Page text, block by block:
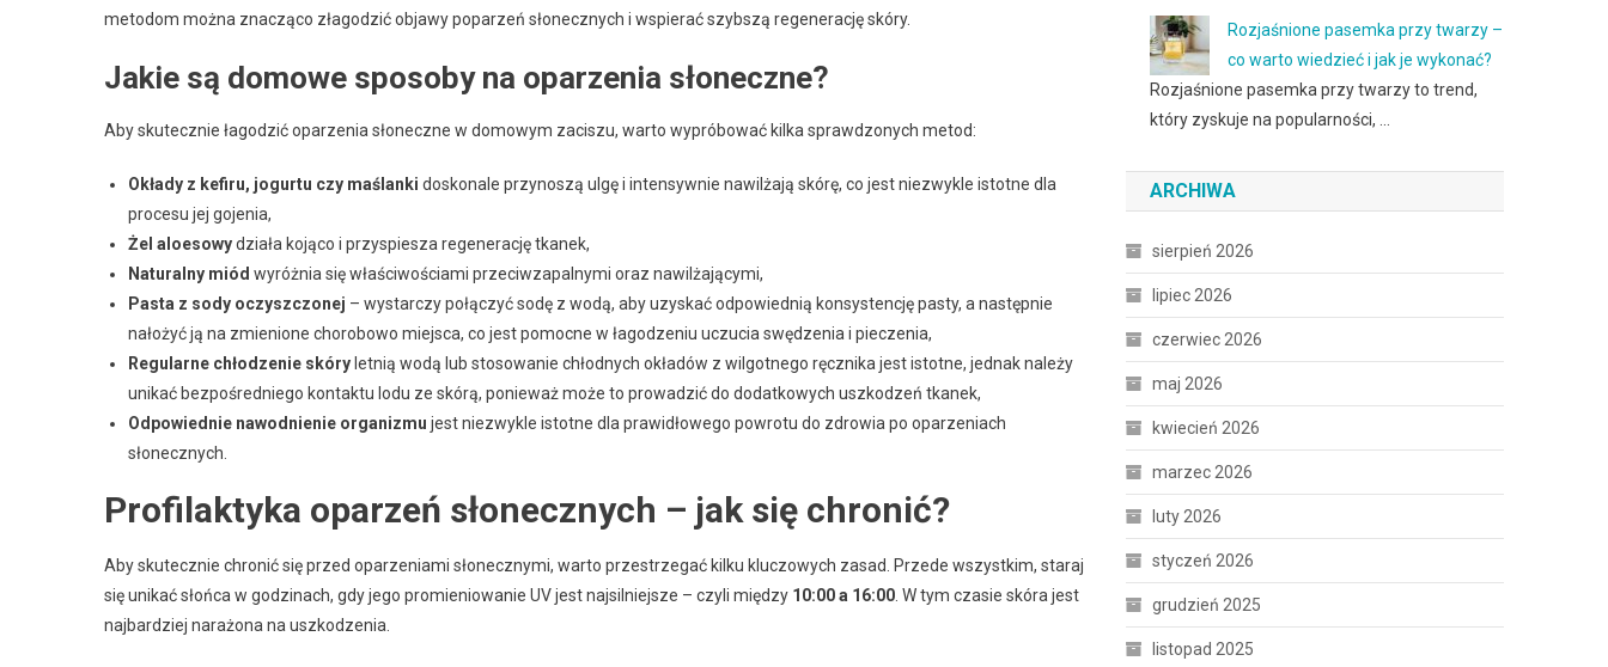
metodom można znacząco złagodzić objawy poparzeń słonecznych i wspierać szybszą regenerację skóry.
Jakie są domowe sposoby na oparzenia słoneczne?
Aby skutecznie łagodzić oparzenia słoneczne w domowym zaciszu, warto wypróbować kilka sprawdzonych metod:
Okłady z kefiru, jogurtu czy maślanki doskonale przynoszą ulgę i intensywnie nawilżają skórę, co jest niezwykle istotne dla
procesu jej gojenia,
Żel aloesowydziała kojąco i przyspiesza regenerację tkanek,
Naturalny miód wyróżnia się właściwościami przeciwzapalnymi oraz nawilżającymi,
Pasta z sody oczyszczonej – wystarczy połączyć sodę z wodą, aby uzyskać odpowiednią konsystencję pasty, a następnie
nałożyć ją na zmienione chorobowo miejsca, co jest pomocne w łagodzeniu uczucia swędzenia i pieczenia,
Regularne chłodzenie skóry letnią wodą lub stosowanie chłodnych okładów z wilgotnego ręcznika jest istotne, jednak należy
unikać bezpośredniego kontaktu lodu ze skórą, ponieważ może to prowadzić do dodatkowych uszkodzeń tkanek,
Odpowiednie nawodnienie organizmu jest niezwykle istotne dla prawidłowego powrotu do zdrowia po oparzeniach
słonecznych.
Profilaktyka oparzeń słonecznych – jak się chronić?
Aby skutecznie chronić się przed oparzeniami słonecznymi, warto przestrzegać kilku kluczowych zasad. Przede wszystkim, staraj
się unikać słońca w godzinach, gdy jego promieniowanie UV jest najsilniejsze – czyli między 10:00 a 16:00 . W tym czasie skóra jest
najbardziej narażona na uszkodzenia.
Rozjaśnione pasemka przy twarzy –
co warto wiedzieć i jak je wykonać?
Rozjaśnione pasemka przy twarzy to trend,
który zyskuje na popularności, …
ARCHIWA
sierpień 2026
lipiec 2026
czerwiec 2026
maj 2026
kwiecień 2026
marzec 2026
luty 2026
styczeń 2026
grudzień 2025
listopad 2025